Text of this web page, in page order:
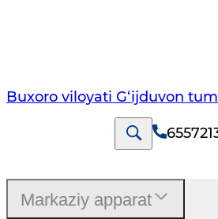
Buxoro viloyati G‘ijduvon
Markaziy apparat